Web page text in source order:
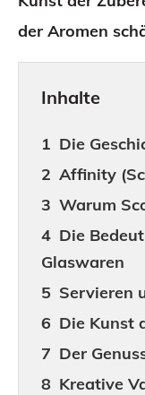
der Aromen
Inhalte
Die
Affinity
Warum
Die
Glaswaren
Servieren
Die Kunst
Der
Kreative